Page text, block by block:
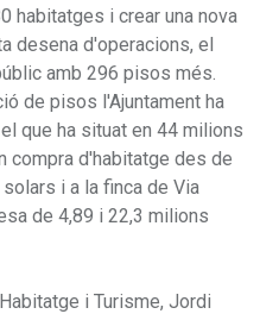
habitatges i crear una nova
desena d'operacions, el
amb 296 pisos més.
de pisos l'Ajuntament ha
que ha situat en 44 milions
compra d'habitatge des de
i a la finca de Via
de 4,89 i 22,3 milions
i Turisme, Jordi